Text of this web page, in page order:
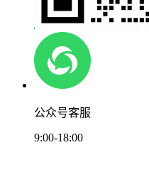
公众号客服
9:00-18:00